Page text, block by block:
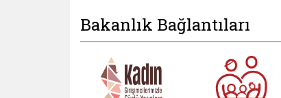
Bakanlık Bağlantıları